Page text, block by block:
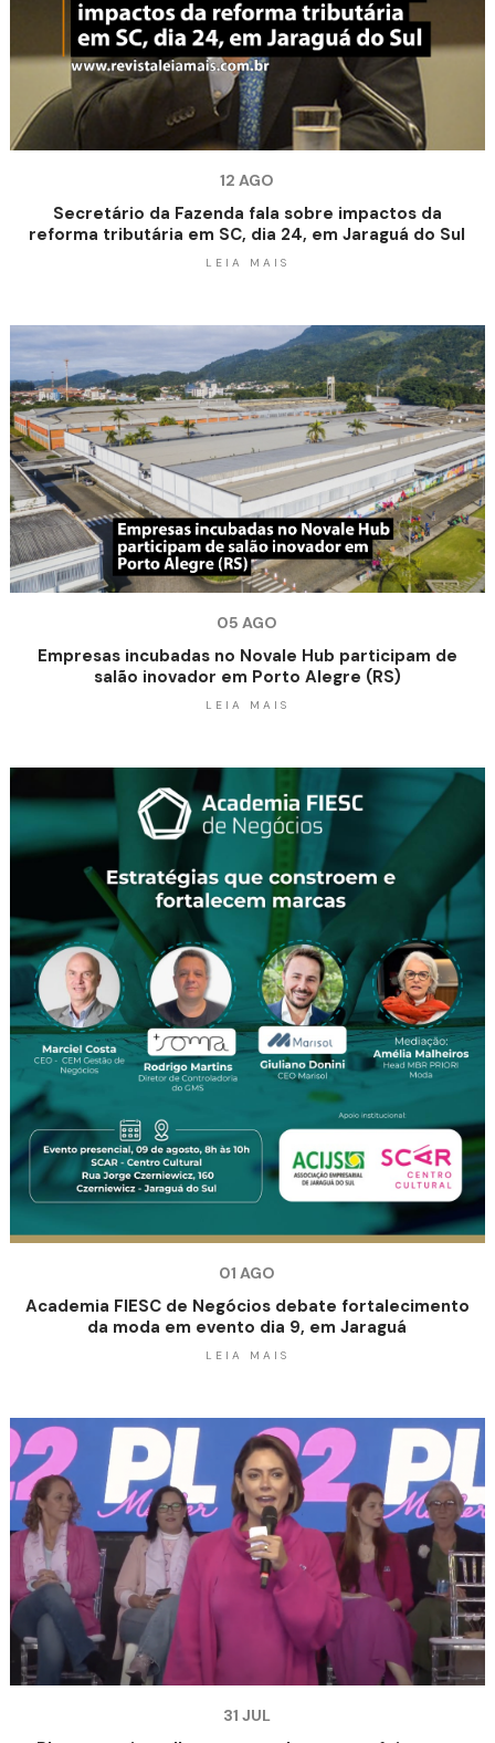
12 AGO
Secretário da Fazenda fala sobre impactos da
reforma tributária em SC, dia 24, em Jaraguá do Sul
LEIA MAIS
05 AGO
Empresas incubadas no Novale Hub participam de
salão inovador em Porto Alegre (RS)
LEIA MAIS
01 AGO
Academia FIESC de Negócios debate fortalecimento
da moda em evento dia 9, em Jaraguá
LEIA MAIS
31 JUL